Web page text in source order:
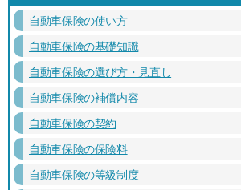
自動車保険の使い方
自動車保険の基礎知識
自動車保険の選び方・見直し
自動車保険の補償内容
自動車保険の契約
自動車保険の保険料
自動車保険の等級制度